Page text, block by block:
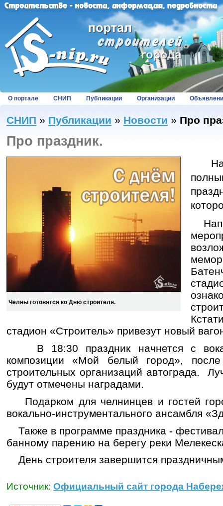
О портале СНИП Публикации Организации
СНИП » Публикации » Новости » Про
Про праздник.
Челны готовятся ко Дню строителя.
На
стадион «Строитель» привезут новый
В 18:30 праздник начнется с
композиции «Мой белый город»,
строительных организаций автограда.
будут отмечены наградами.
Подарком для челнинцев и гостей
вокально-инструментального ансамбля
Также в программе праздника -
банному парению на берегу реки
День строителя завершится
Источник: Официальный сайт города